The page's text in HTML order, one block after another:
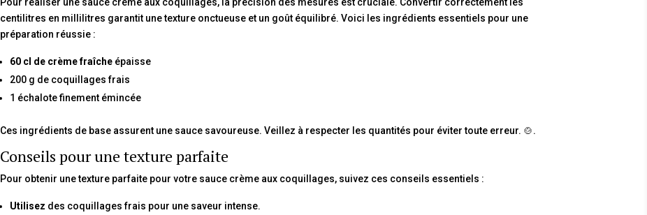
centilitres en millilitres garantit une texture onctueuse et un goût équilibré. Voici les ingrédients essentiels pour une
préparation réussie :
60 cl de crème fraîcheépaisse
200 g de coquillages frais
1 échalote finement émincée
Ces ingrédients de base assurent une sauce savoureuse. Veillez à respecter les quantités pour éviter toute erreur. 🍲.
Conseils pour une texture parfaite
Pour obtenir une texture parfaite pour votre sauce crème aux coquillages, suivez ces conseils essentiels :
Utilisez des coquillages frais pour une saveur intense.